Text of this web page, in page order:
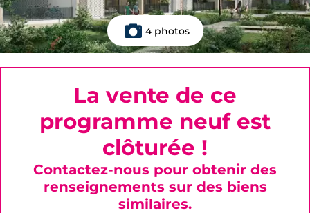
4 photos
La vente de ce
programme neuf est
clôturée !
Contactez-nous pour obtenir des
renseignements sur des biens
similaires.